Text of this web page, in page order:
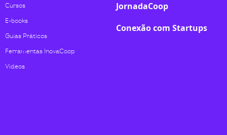
Cursos
E-books
Guias Práticos
Ferramentas InovaCoop
Videos
JornadaCoop
Conexão com Startups